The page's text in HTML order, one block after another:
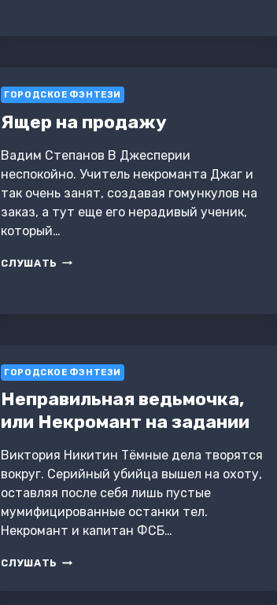
ГОРОДСКОЕ ФЭНТЕЗИ
Ящер на продажу
Вадим Степанов В Джесперии
неспокойно. Учитель некроманта Джаг и
так очень занят, создавая гомункулов на
заказ, а тут еще его нерадивый ученик,
который…
СЛУШАТЬ ЯЩЕР
ГОРОДСКОЕ ФЭНТЕЗИ
Неправильная ведьмочка,
или Некромант на задании
Виктория Никитин Тёмные дела творятся
вокруг. Серийный убийца вышел на охоту,
оставляя после себя лишь пустые
мумифицированные останки тел.
Некромант и капитан ФСБ…
СЛУШАТЬ НЕПРАВИЛЬНАЯ